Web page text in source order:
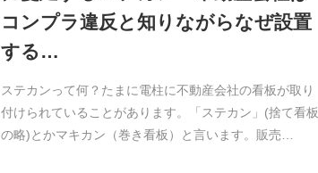
コンプラ違反と知りながらなぜ設置
する…
ステカンって何？たまに電柱に不動産会社の看板が取り
付けられていることがあります。「ステカン」(捨て看板
の略)とかマキカン（巻き看板）と言います。販売…